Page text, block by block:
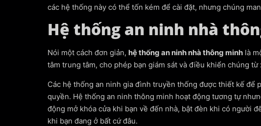
các hệ thống này có thể tốn kém để cài đặt, nhưng chúng
Hệ thống an ninh nhà
Nói một cách đơn giản, hệ thống an ninh nhà thông minh là
tâm trung tâm, cho phép bạn giám sát và điều khiển chúng từ
Các hệ thống an ninh gia đình truyền thống được thiết kế để
quyền. Hệ thống an ninh thông minh hoạt động tương tự
động mở khóa cửa khi bạn về đến nhà, bật đèn khi có người
khi bạn đang ở bất cứ đâu.